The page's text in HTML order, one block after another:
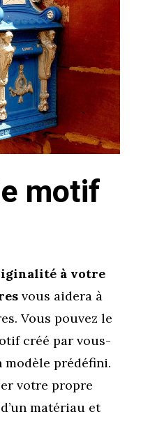
motif
à votre
vous aidera à
Vous pouvez le
créé par vous-
modèle prédéfini.
votre propre
matériau et